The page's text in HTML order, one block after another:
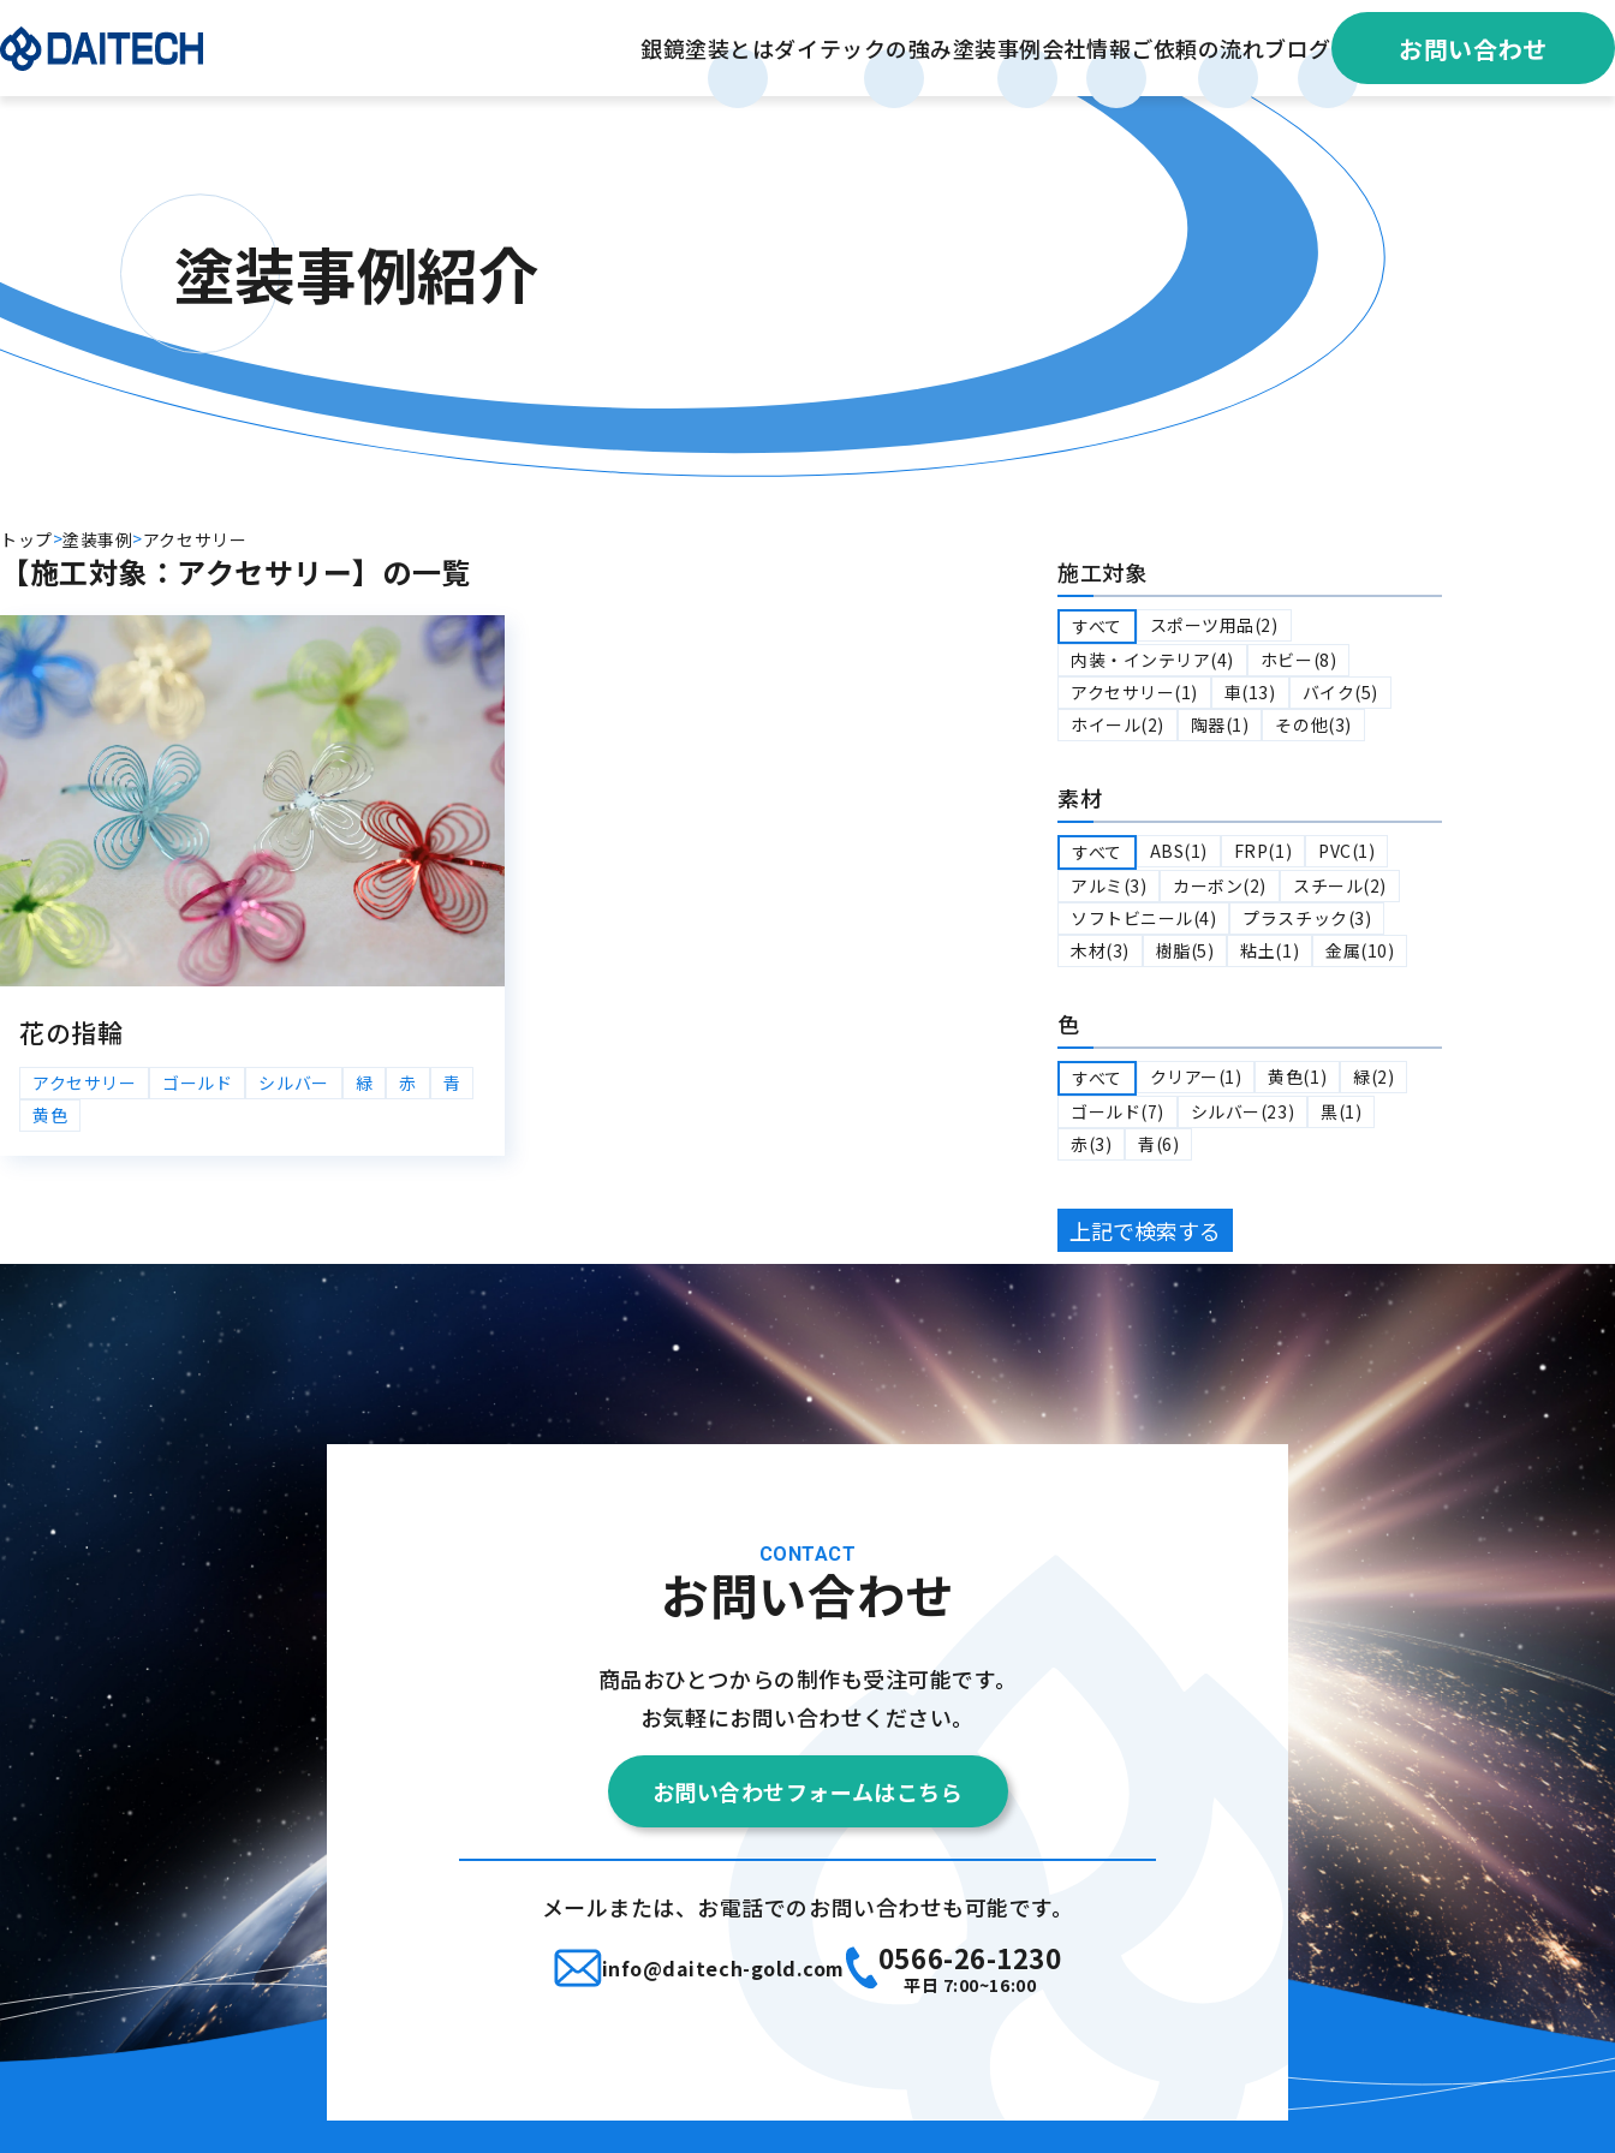
銀鏡塗装とはダイテックの強み塗装事例会社情報ご依頼の流れブログ お問い合わせ
塗装事例紹介
トップ>塗装事例>アクセサリー
【施工対象：アクセサリー】の一覧
花の指輪
アクセサリー ゴールド シルバー 緑 赤
青
黄色
施工対象
すべて
スポーツ用品(2)
内装・インテリア(4)
ホビー(8)
アクセサリー(1)
車(13)
バイク(5)
ホイール(2)
陶器(1) その他(3)
素材
すべて ABS(1) FRP(1)
PVC(1)
アルミ(3)
カーボン(2)
スチール(2)
ソフトビニール(4)
プラスチック(3)
木材(3)
樹脂(5) 粘土(1) 金属(10)
色
すべて クリアー(1) 黄色(1)
緑(2)
ゴールド(7)
シルバー(23)
黒(1)
赤(3)
青(6)
上記で検索する
CONTACT
お問い合わせ
商品おひとつからの制作も受注可能です。
お気軽にお問い合わせください。
お問い合わせフォームはこちら
メールまたは、お電話でのお問い合わせも可能です。
info@daitech-gold.com 0566-26-1230
平日 7:00~16:00